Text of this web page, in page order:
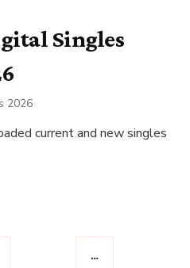
Singles
2026
current and new singles
…